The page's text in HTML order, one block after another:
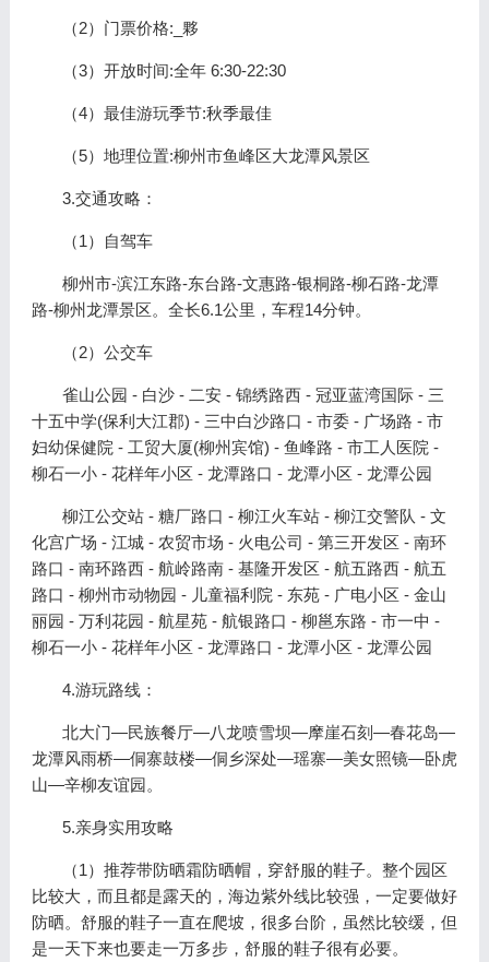
（2）门票价格:_夥
（3）开放时间:全年 6:30-22:30
（4）最佳游玩季节:秋季最佳
（5）地理位置:柳州市鱼峰区大龙潭风景区
3.交通攻略：
（1）自驾车
柳州市-滨江东路-东台路-文惠路-银桐路-柳石路-龙潭
路-柳州龙潭景区。全长6.1公里，车程14分钟。
（2）公交车
雀山公园 - 白沙 - 二安 - 锦绣路西 - 冠亚蓝湾国际 - 三
十五中学(保利大江郡) - 三中白沙路口 - 市委 - 广场路 - 市
妇幼保健院 - 工贸大厦(柳州宾馆) - 鱼峰路 - 市工人医院 -
柳石一小 - 花样年小区 - 龙潭路口 - 龙潭小区 - 龙潭公园
柳江公交站 - 糖厂路口 - 柳江火车站 - 柳江交警队 - 文
化宫广场 - 江城 - 农贸市场 - 火电公司 - 第三开发区 - 南环
路口 - 南环路西 - 航岭路南 - 基隆开发区 - 航五路西 - 航五
路口 - 柳州市动物园 - 儿童福利院 - 东苑 - 广电小区 - 金山
丽园 - 万利花园 - 航星苑 - 航银路口 - 柳邕东路 - 市一中 -
柳石一小 - 花样年小区 - 龙潭路口 - 龙潭小区 - 龙潭公园
4.游玩路线：
北大门—民族餐厅—八龙喷雪坝—摩崖石刻—春花岛—
龙潭风雨桥—侗寨鼓楼—侗乡深处—瑶寨—美女照镜—卧虎
山—辛柳友谊园。
5.亲身实用攻略
（1）推荐带防晒霜防晒帽，穿舒服的鞋子。整个园区
比较大，而且都是露天的，海边紫外线比较强，一定要做好
防晒。舒服的鞋子一直在爬坡，很多台阶，虽然比较缓，但
是一天下来也要走一万多步，舒服的鞋子很有必要。